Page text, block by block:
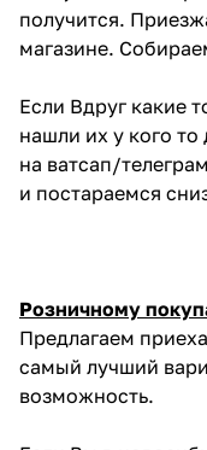
получится.
магазине.
Если Вдруг какие
нашли их у кого
на ватсап/
и постараемся
Розничному
Предлагаем
самый лучший
возможность.